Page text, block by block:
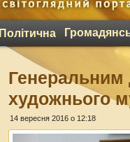
Політична
Генеральним
художнього
14 вересня 2016 о 12:18